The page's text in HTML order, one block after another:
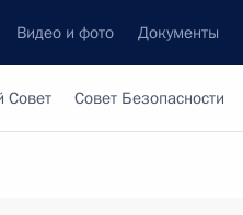
Видео и фото Документы
Совет Совет Безопасности